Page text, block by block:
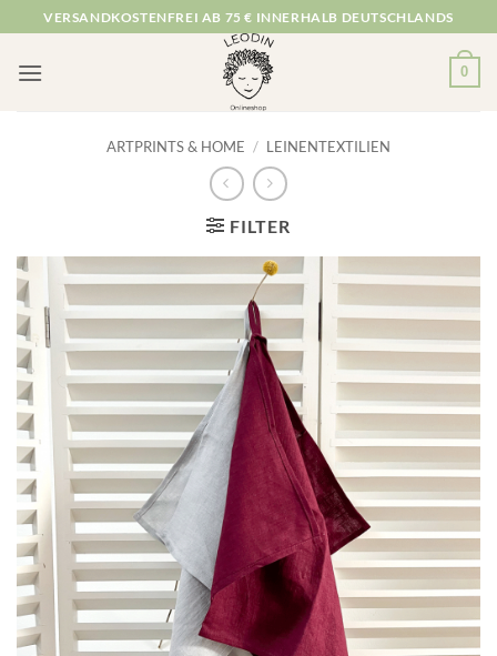
Inhalt
springen
VERSANDKOSTENFREI AB 75 € INNERHALB DEUTSCHLANDS
0
ARTPRINTS & HOME / LEINENTEXTILIEN
FILTER